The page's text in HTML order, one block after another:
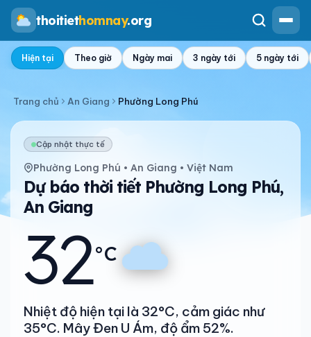
thoitiethomnay.org
Hiện tại Theo giờ Ngày mai 3 ngày tới 5 ngày tới
Trang chủ An Giang Phường Long Phú
Cập nhật thực tế
Phường Long Phú • An Giang • Việt Nam
Dự báo thời tiết Phường Long Phú,
An Giang
32°C
Nhiệt độ hiện tại là 32°C, cảm giác như
35°C. Mây Đen U Ám, độ ẩm 52%.